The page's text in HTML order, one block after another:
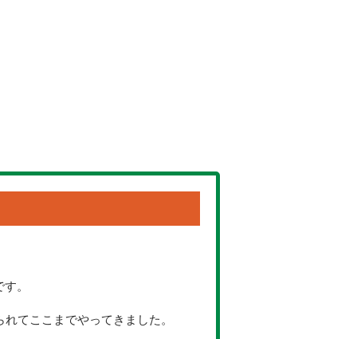
。
てここまでやってきました。